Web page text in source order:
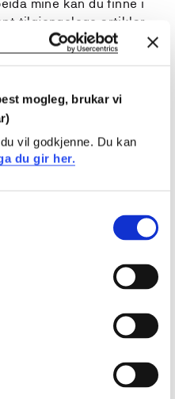
mogleg, brukar vi
vil godkjenne. Du kan
du gir her.
mine kan du finne i
tilgjengelege artiklar
7.trinn